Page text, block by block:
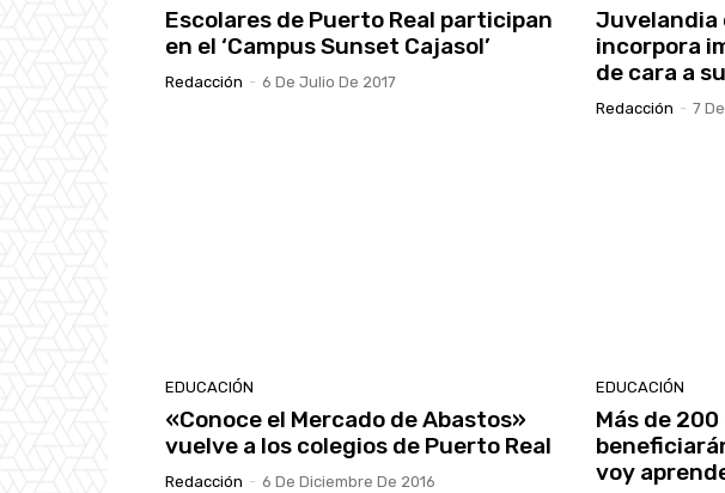
Escolares de Puerto Real participan
en el ‘Campus Sunset Cajasol’
Redacción - 6 De Julio De 2017
Juvelandia
incorpora
de cara a
Redacción - 7
EDUCACIÓN
«Conoce el Mercado de Abastos»
vuelve a los colegios de Puerto Real
Redacción - 6 De Diciembre De 2016
EDUCACIÓN
Más de
voy